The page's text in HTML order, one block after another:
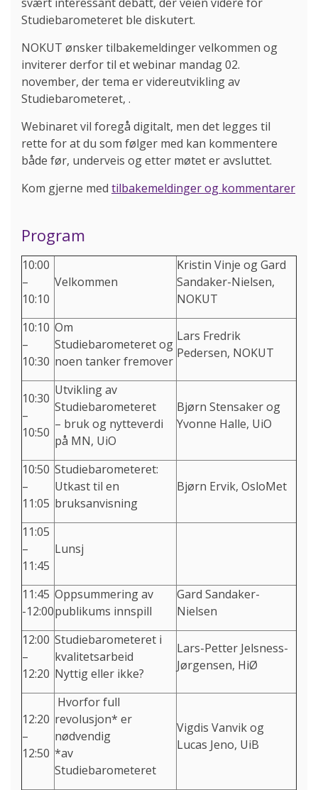
Studiebarometeret ble diskutert.
NOKUT ønsker tilbakemeldinger velkommen og
inviterer derfor til et webinar mandag 02.
november, der tema er videreutvikling av
Studiebarometeret, .
Webinaret vil foregå digitalt, men det legges til
rette for at du som følger med kan kommentere
både før, underveis og etter møtet er avsluttet.
Kom gjerne med tilbakemeldinger og kommentarer
Program
10:00
–
10:10
Velkommen
Kristin Vinje og Gard
Sandaker-Nielsen,
NOKUT
10:10
–
10:30
Om
Studiebarometeret og
noen tanker fremover
Lars Fredrik
Pedersen, NOKUT
10:30
–
10:50
Utvikling av
Studiebarometeret
– bruk og nytteverdi
på MN, UiO
Bjørn Stensaker og
Yvonne Halle, UiO
10:50
–
11:05
Studiebarometeret:
Utkast til en
bruksanvisning
Bjørn Ervik, OsloMet
11:05
–
11:45
Lunsj
11:45
-12:00
Oppsummering av
publikums innspill
Gard Sandaker-
Nielsen
12:00
–
12:20
Studiebarometeret i
kvalitetsarbeid
Nyttig eller ikke?
Lars-Petter Jelsness-
Jørgensen, HiØ
12:20
–
12:50
Hvorfor full
revolusjon* er
nødvendig
*av
Studiebarometeret
Vigdis Vanvik og
Lucas Jeno, UiB